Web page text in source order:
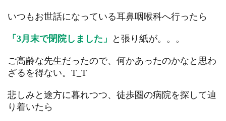
いつもお世話になっている耳鼻咽喉科へ行ったら
「3月末で閉院しました」 と張り紙が。。。
ご高齢な先生だったので、何かあったのかなと思わ
ざるを得ない。T_T
悲しみと途方に暮れつつ、徒歩圏の病院を探して辿
り着いたら